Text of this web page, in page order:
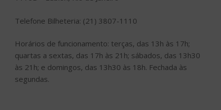
Telefone Bilheteria: (21) 3807-1110
Horários de funcionamento: terças, das 13h às 17h;
quartas a sextas, das 17h às 21h; sábados, das 13h30
às 21h; e domingos, das 13h30 às 18h. Fechada às
segundas.